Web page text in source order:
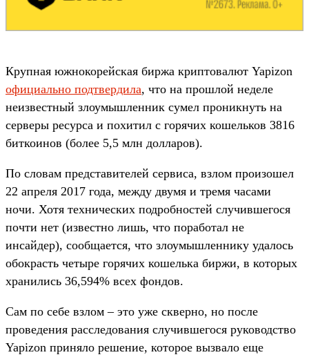
Крупная южнокорейская биржа криптовалют Yapizon
официально подтвердила, что на прошлой неделе
неизвестный злоумышленник сумел проникнуть на
серверы ресурса и похитил с горячих кошельков 3816
биткоинов (более 5,5 млн долларов).
По словам представителей сервиса, взлом произошел
22 апреля 2017 года, между двумя и тремя часами
ночи. Хотя технических подробностей случившегося
почти нет (известно лишь, что поработал не
инсайдер), сообщается, что злоумышленнику удалось
обокрасть четыре горячих кошелька биржи, в которых
хранились 36,594% всех фондов.
Сам по себе взлом – это уже скверно, но после
проведения расследования случившегося руководство
Yapizon приняло решение, которое вызвало еще